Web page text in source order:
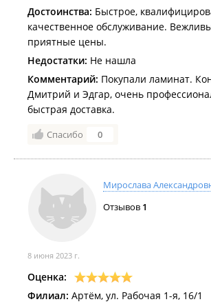
Достоинства: Быстрое,
качественное обслуживание.
приятные цены.
Недостатки: Не нашла
Комментарий: Покупали ламинат.
Дмитрий и Эдгар, очень
быстрая доставка.
Спасибо 0
Мирослава
Отзывов 1
8 июня 2023 г.
Оценка:
Филиал: Артём, ул. Рабочая 1-я, 16/1